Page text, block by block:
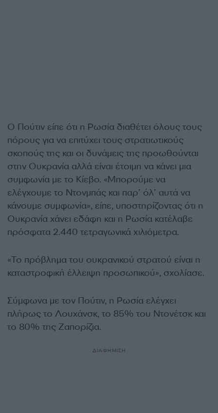
Ο Πούτιν είπε ότι η Ρωσία διαθέτει όλους τους
πόρους για να επιτύχει τους στρατιωτικούς
σκοπούς της και οι δυνάμεις της προωθούνται
στην Ουκρανία αλλά είναι έτοιμη να κάνει μια
συμφωνία με το Κίεβο. «Μπορούμε να
ελέγχουμε το Ντονμπάς και παρ’ όλ’ αυτά να
κάνουμε συμφωνία», είπε, υποστηρίζοντας ότι η
Ουκρανία χάνει εδάφη και η Ρωσία κατέλαβε
πρόσφατα 2.440 τετραγωνικά χιλιόμετρα.
«Το πρόβλημα του ουκρανικού στρατού είναι η
καταστροφική έλλειψη προσωπικού», σχολίασε.
Σύμφωνα με τον Πούτιν, η Ρωσία ελέγχει
πλήρως το Λουχάνσκ, το 85% του Ντονέτσκ και
το 80% της Ζαπορίζια.
ΔΙΑΦΗΜΙΣΗ